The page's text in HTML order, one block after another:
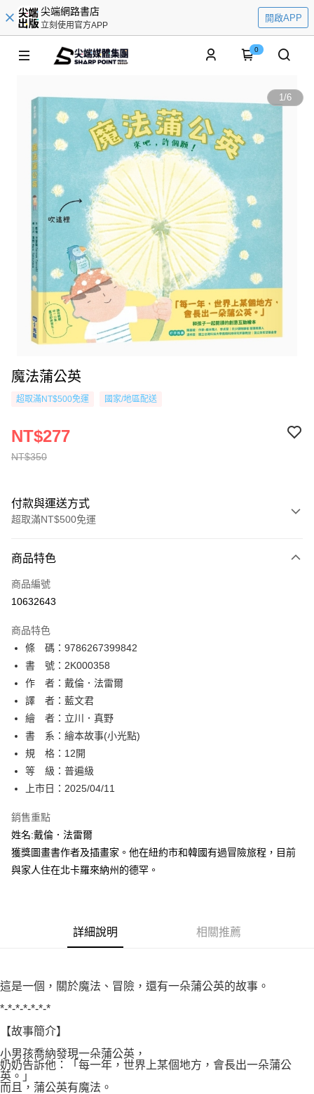
尖端網路書店
立刻使用官方APP
開啟APP
0
1/6
魔法蒲公英
超取滿NT$500免運 國家/地區配送
NT$350
NT$277
付款與運送方式
超取滿NT$500免運
信用卡一次付款
超商取貨付款
相關說明
【關於「AFTEE先享後付」】
AFTEE先享後付是「在收到商品之後才付款」的支付方式。 讓您購物簡單
便利好安心！
１．簡單：不需註冊會員、不需綁卡、不需儲值。
２．便利：只要手機號碼，簡訊認證，即可結帳。
３．安心：先確認商品／服務後，再付款。
【「AFTEE先享後付」結帳流程】
１．於結帳方式選擇「AFTEE先享後付」後，將跳轉至「AFTEE先享後付」
結帳頁面，進行簡訊認證並確認金額後，即可完成結帳。
２．訂單成立數日內，您將收到繳費通知簡訊。
３．收到繳費通知簡訊後14天內，點擊此簡訊中的連結，可透過四大超商／
※ 請注意：結帳手續完成當下不需立刻繳費，但若您需要取消訂單，請聯絡
購買商品的店家。未經商家同意取消之訂單仍視為有效，需透過AFTEE先享
後付繳納相關費用。
※ 交易是否成功請以「AFTEE先享後付 」之結帳頁面顯示為準，若有關於
是否繳費成功／繳費後需取消欲退款等相關疑問，請聯繫「AFTEE先享後付
易，需依本服務之必要範圍內提供個人資料，並將交易相關給付款項請求債
３．未成年的使用者請事先徵得法定代理人或監護人之同意方可使用
「AFTEE先享後付」，若未經同意申辦者引起之損失，本公司不負相關責
任。
時審查核予不同之上限額度；若仍有額度不足之情形，本公司將視審查結果
５．嚴禁一人註冊多個帳號或使用他人資訊註冊。若發現惡意使用之情形，
恩沛科技股份有限公司將有權停止該用戶之使用額度並採取法律行動。
ATM付款
運送方式
全家取貨付款
每筆NT$80，滿NT$500(含以上)免運費
付款後全家取貨
每筆NT$80，滿NT$500(含以上)免運費
每筆NT$80，滿NT$500(含以上)免運費
付款後萊爾富取貨
每筆NT$80，滿NT$500(含以上)免運費
付款後7-11取貨
宅配
每筆NT$100，滿NT$800(含以上)免運費
國家/地區配送
商品特色
商品編號
10632643
商品特色
條 碼：9786267399842
書 號：2K000358
作 者：戴倫．法雷爾
譯 者：藍文君
繪 者：立川．真野
書 系：繪本故事(小光點)
規 格：12開
等 級：普遍級
上市日：2025/04/11
銷售重點
姓名:戴倫．法雷爾
獲獎圖畫書作者及插畫家。他在紐約市和韓國有過冒險旅程，目前
與家人住在北卡羅來納州的德罕。
詳細說明 相關推薦
這是一個，關於魔法、冒險，還有一朵蒲公英的故事。
*-*-*-*-*-*-*
【故事簡介】
小男孩喬納發現一朵蒲公英，
奶奶告訴他：「每一年，世界上某個地方，會長出一朵蒲公
英。」
而且，蒲公英有魔法。